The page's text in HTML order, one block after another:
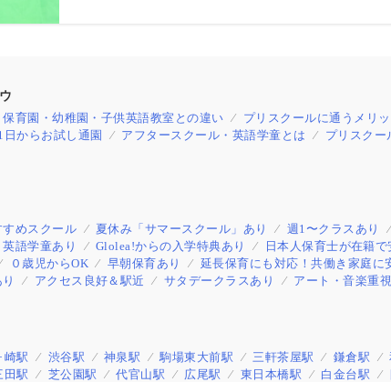
育園・幼稚園・子供英語教室との違い プリスクールに通うメリッ
日からお試し通園 アフタースクール・英語学童とは プリスクー
めスクール 夏休み「サマースクール」あり 週1〜クラスあり
英語学童あり Glolea!からの入学特典あり 日本人保育士が在籍で
０歳児からOK 早朝保育あり 延長保育にも対応！共働き家庭に
アクセス良好＆駅近 サタデークラスあり アート・音楽重視
崎駅 渋谷駅 神泉駅 駒場東大前駅 三軒茶屋駅 鎌倉駅
田駅 芝公園駅 代官山駅 広尾駅 東日本橋駅 白金台駅